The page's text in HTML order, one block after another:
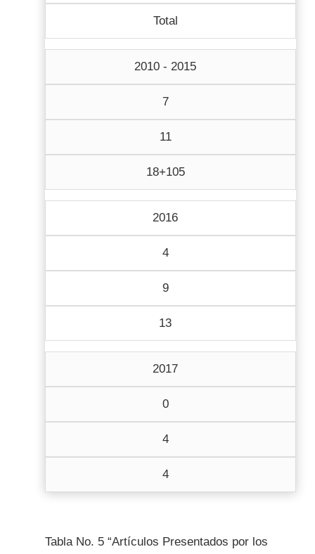
Total
2010 - 2015
7
11
18+105
2016
4
9
13
2017
0
4
4
Tabla No. 5 “Artículos Presentados por los